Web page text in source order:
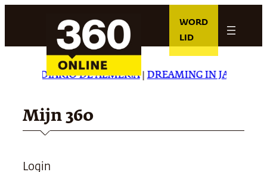
WORD
LID
EL DIARIO DE ALMERÍA| DREAMING IN JAPANESE
Mijn 360
Login